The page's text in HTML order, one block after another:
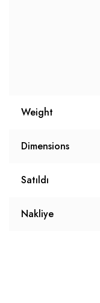
Weight
Dimensions
Satıldı
Nakliye